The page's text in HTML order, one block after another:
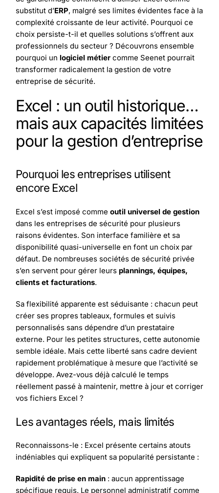
substitut d’ERP, malgré ses limites évidentes face à la
complexité croissante de leur activité. Pourquoi ce
choix persiste-t-il et quelles solutions s’offrent aux
professionnels du secteur ? Découvrons ensemble
pourquoi un logiciel métiercomme Seenet pourrait
transformer radicalement la gestion de votre
entreprise de sécurité.
Excel : un outil historique…
mais aux capacités limitées
pour la gestion d’entreprise
Pourquoi les entreprises utilisent
encore Excel
Excel s’est imposé comme outil universel de gestion
dans les entreprises de sécurité pour plusieurs
raisons évidentes. Son interface familière et sa
disponibilité quasi-universelle en font un choix par
défaut. De nombreuses sociétés de sécurité privée
s’en servent pour gérer leurs plannings, équipes,
clients et facturations.
Sa flexibilité apparente est séduisante : chacun peut
créer ses propres tableaux, formules et suivis
personnalisés sans dépendre d’un prestataire
externe. Pour les petites structures, cette autonomie
semble idéale. Mais cette liberté sans cadre devient
rapidement problématique à mesure que l’activité se
développe. Avez-vous déjà calculé le temps
réellement passé à maintenir, mettre à jour et corriger
vos fichiers Excel ?
Les avantages réels, mais limités
Reconnaissons-le : Excel présente certains atouts
indéniables qui expliquent sa popularité persistante :
Rapidité de prise en main: aucun apprentissage
spécifique requis. Le personnel administratif comme